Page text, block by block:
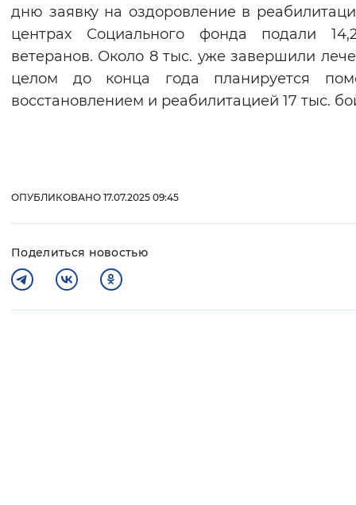
дню заявку на оздоровление в
центрах Социального фонда подали
ветеранов. Около 8 тыс. уже завершили
целом до конца года планируется
восстановлением и реабилитацией 17 тыс.
ОПУБЛИКОВАНО 17.07.2025 09:45
Поделиться новостью